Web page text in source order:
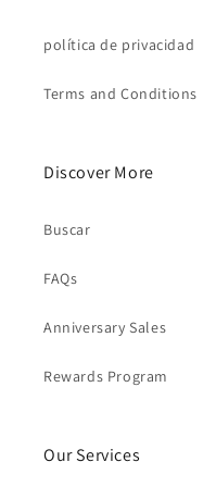
política de privacidad
Terms and Conditions
Discover More
Buscar
FAQs
Anniversary Sales
Rewards Program
Our Services